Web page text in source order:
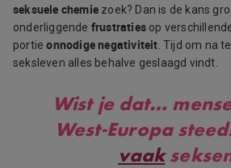
seksuele chemie zoek? Dan is de kans
onderliggende frustraties op
portieonnodigenegativiteit . Tijd om na
seksleven alles behalve geslaagd vindt.
Wist je dat…
West-Europa
vaak